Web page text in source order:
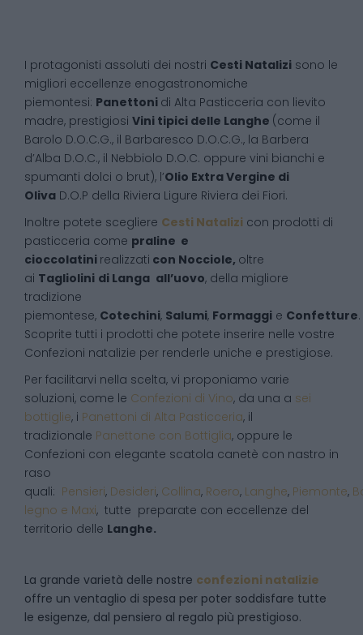
I protagonisti assoluti dei nostri Cesti Natalizi sono le
migliori eccellenze enogastronomiche
piemontesi: Panettoni di Alta Pasticceria con lievito
madre, prestigiosi Vini tipici delle Langhe (come il
Barolo D.O.C.G., il Barbaresco D.O.C.G., la Barbera
d’Alba D.O.C., il Nebbiolo D.O.C. oppure vini bianchi e
spumanti dolci o brut), l’Olio Extra Vergine di
Oliva D.O.P della Riviera Ligure Riviera dei Fiori.
Inoltre potete scegliere Cesti Natalizi con prodotti di
pasticceria come praline e
cioccolatini realizzati con Nocciole, oltre
ai Tagliolini di Langa all’uovo, della migliore
tradizione
piemontese, Cotechini, Salumi, Formaggi e Confetture.
Scoprite tutti i prodotti che potete inserire nelle vostre
Confezioni natalizie per renderle uniche e prestigiose.
Per facilitarvi nella scelta, vi proponiamo varie
soluzioni, come le Confezioni di Vino, da una a sei
bottiglie, i Panettoni di Alta Pasticceria, il
tradizionale Panettone con Bottiglia, oppure le
Confezioni con elegante scatola canetè con nastro in
raso
quali: Pensieri, Desideri, Collina, Roero, Langhe, Piemonte,
legno e Maxi, tutte preparate con eccellenze del
territorio delle Langhe.
La grande varietà delle nostre confezioni natalizie
offre un ventaglio di spesa per poter soddisfare tutte
le esigenze, dal pensiero al regalo più prestigioso.